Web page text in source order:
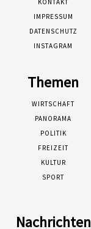
KONTAKT
IMPRESSUM
DATENSCHUTZ
INSTAGRAM
Themen
WIRTSCHAFT
PANORAMA
POLITIK
FREIZEIT
KULTUR
SPORT
Nachrichten